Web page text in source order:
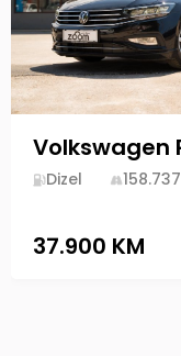
Dizel 158.737
37.900 KM